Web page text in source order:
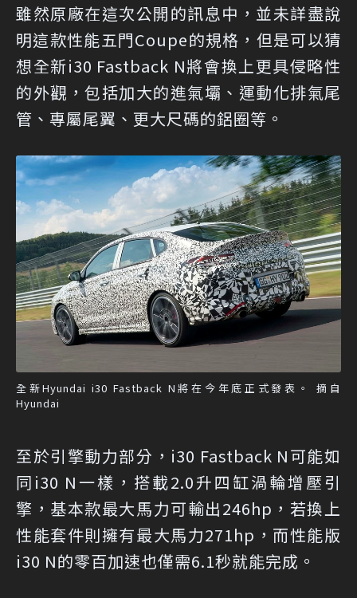
雖然原廠在這次公開的訊息中，並未詳盡說
明這款性能五門Coupe的規格，但是可以猜
想全新i30 Fastback N將會換上更具侵略性
的外觀，包括加大的進氣壩、運動化排氣尾
管、專屬尾翼、更大尺碼的鋁圈等。
全新Hyundai i30 Fastback N將在今年底正式發表。 摘自
Hyundai
至於引擎動力部分，i30 Fastback N可能如
同i30 N一樣，搭載2.0升四缸渦輪增壓引
擎，基本款最大馬力可輸出246hp，若換上
性能套件則擁有最大馬力271hp，而性能版
i30 N的零百加速也僅需6.1秒就能完成。